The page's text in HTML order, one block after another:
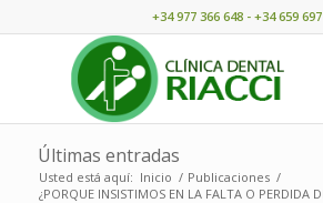
+34 977 366 648 - +34 659 697
Últimas entradas
Usted está aquí: Inicio / Publicaciones /
¿PORQUE INSISTIMOS EN LA FALTA O PERDIDA